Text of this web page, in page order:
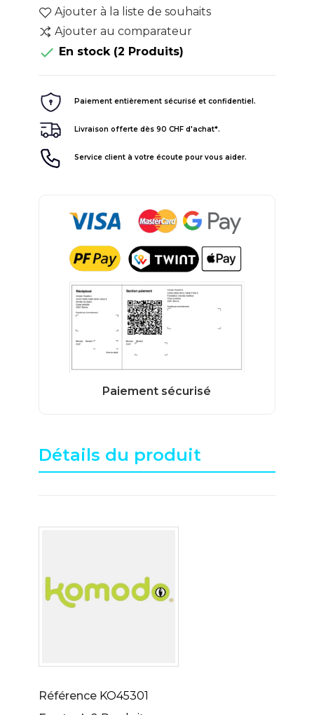
Ajouter à la liste de souhaits
Ajouter au comparateur
 En stock (2 Produits)
Paiement entièrement sécurisé et confidentiel.
Livraison offerte dès 90 CHF d'achat*.
Service client à votre écoute pour vous aider.
Détails du produit
Référence KO45301